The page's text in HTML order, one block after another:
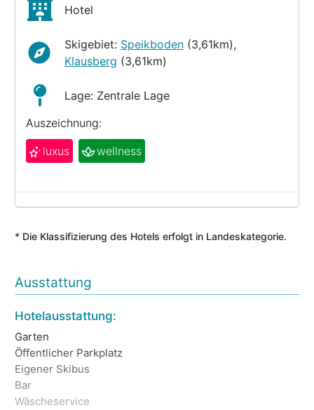
Hotel
Skigebiet: Speikboden(3,61km),
Klausberg (3,61km)
Lage: Zentrale Lage
Auszeichnung:
luxus
wellness
* Die Klassifizierung des Hotels erfolgt in Landeskategorie.
Ausstattung
Hotelausstattung:
Garten
Öffentlicher Parkplatz
Eigener Skibus
Bar
Wäscheservice